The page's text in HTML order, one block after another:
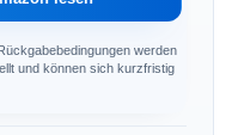
werden
und können sich kurzfristig